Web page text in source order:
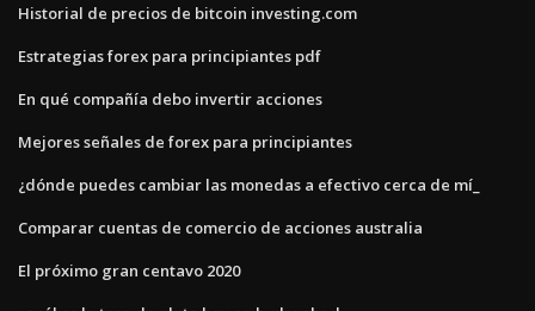
Historial de precios de bitcoin investing.com
Estrategias forex para principiantes pdf
En qué compañía debo invertir acciones
Mejores señales de forex para principiantes
¿dónde puedes cambiar las monedas a efectivo cerca de mí_
Comparar cuentas de comercio de acciones australia
El próximo gran centavo 2020